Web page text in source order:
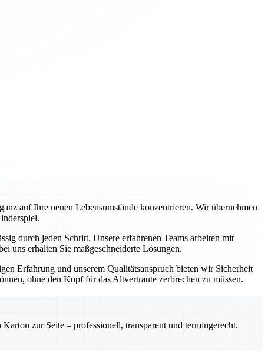
auf Ihre neuen Lebensumstände konzentrieren. Wir übernehmen
durch jeden Schritt. Unsere erfahrenen Teams arbeiten mit
uns erhalten Sie maßgeschneiderte Lösungen.
Erfahrung und unserem Qualitätsanspruch bieten wir Sicherheit
ohne den Kopf für das Altvertraute zerbrechen zu müssen.
zur Seite – professionell, transparent und termingerecht.